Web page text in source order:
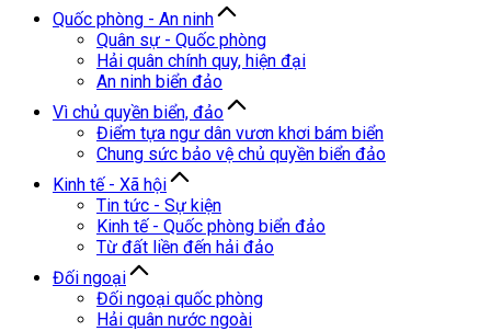
Quốc phòng - An ninh
Quân sự - Quốc phòng
Hải quân chính quy, hiện đại
An ninh biển đảo
Vì chủ quyền biển, đảo
Điểm tựa ngư dân vươn khơi bám biển
Chung sức bảo vệ chủ quyền biển đảo
Kinh tế - Xã hội
Tin tức - Sự kiện
Kinh tế - Quốc phòng biển đảo
Từ đất liền đến hải đảo
Đối ngoại
Đối ngoại quốc phòng
Hải quân nước ngoài